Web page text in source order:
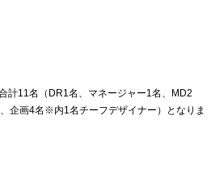
計11名（DR1名、マネージャー1名、MD2
企画4名※内1名チーフデザイナー）となりま